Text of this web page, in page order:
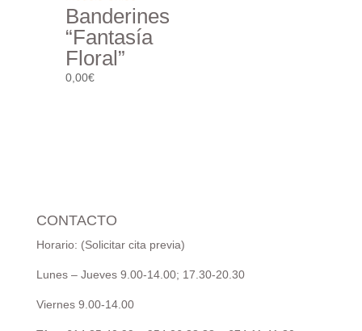
Banderines
“Fantasía
Floral”
0,00€
CONTACTO
Horario: (Solicitar cita previa)
Lunes – Jueves 9.00-14.00; 17.30-20.30
Viernes 9.00-14.00